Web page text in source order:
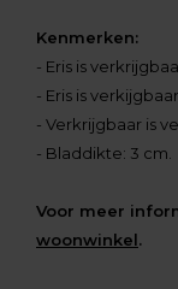
Kenmerken:
- Eris is
- Eris is
- Verkrijgbaar is
- Bladdikte: 3 cm.
Voor meer
woonwinkel.